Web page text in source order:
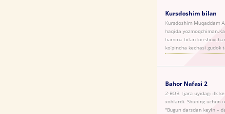
Kursdoshim bilan
Kursdoshim Muqaddam
haqida
hamma bilan
koʻpincha kechasi
Bahor Nafasi 2
2-BOB: Ijara uyidagi ilk
xohlardi. Shuning uchun
"Bugun darsdan keyin –